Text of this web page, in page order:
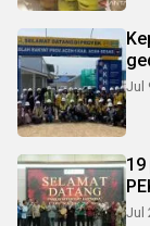
Jul
19
Jul